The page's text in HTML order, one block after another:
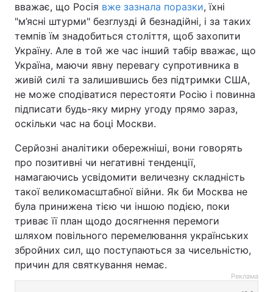
вважає, що Росія вже зазнала поразки, їхні
"м’ясні штурми" безглузді й безнадійні, і за таких
темпів їм знадобиться століття, щоб захопити
Україну. Але в той же час інший табір вважає, що
Україна, маючи явну перевагу супротивника в
живій силі та залишившись без підтримки США,
не може сподіватися перестояти Росію і повинна
підписати будь-яку мирну угоду прямо зараз,
оскільки час на боці Москви.
Серйозні аналітики обережніші, вони говорять
про позитивні чи негативні тенденції,
намагаючись усвідомити величезну складність
такої великомасштабної війни. Як би Москва не
була принижена тією чи іншою подією, поки
триває її план щодо досягнення перемоги
шляхом повільного перемелювання українських
збройних сил, що поступаються за чисельністю,
причин для святкування немає.
Реклама